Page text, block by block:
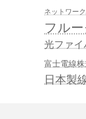
ネットワー
フル
光ファイ
富士電線
日本製